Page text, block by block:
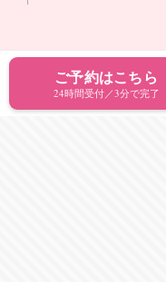
ご予約はこちら
24時間受付／3分で完了